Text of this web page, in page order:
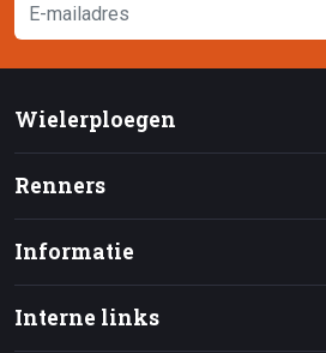
Wielerploegen
Renners
Informatie
Interne links